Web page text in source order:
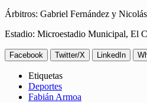
Árbitros: Gabriel Fernández y
Estadio: Microestadio Municipal, El
Facebook Twitter/X LinkedIn
Etiquetas
Deportes
Fabián Armoa